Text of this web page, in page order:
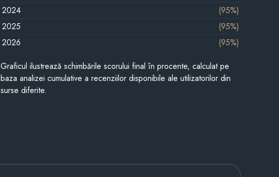
2024
(95%)
2025
(95%)
2026
(95%)
Graficul ilustrează schimbările scorului final în procente, calculat pe
baza analizei cumulative a recenziilor disponibile ale utilizatorilor din
surse diferite.